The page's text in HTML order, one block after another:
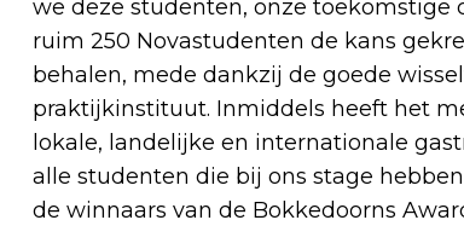
we deze studenten, onze toekomstige
ruim 250 Novastudenten de kans
behalen, mede dankzij de goede
praktijkinstituut. Inmiddels heeft het
lokale, landelijke en internationale
alle studenten die bij ons stage
de winnaars van de Bokkedoorns